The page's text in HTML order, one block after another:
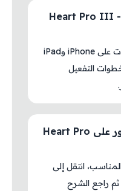
هل أحتاج جلبريك لتثبيت Heart Pro III -
لا، المتجر موجه لتثبيت التطبيقات على iPhone وiPad
التفعيل
ما الخطوة التالية بعد العثور على Heart Pro
انتقل إلى
ثم راجع الشرح